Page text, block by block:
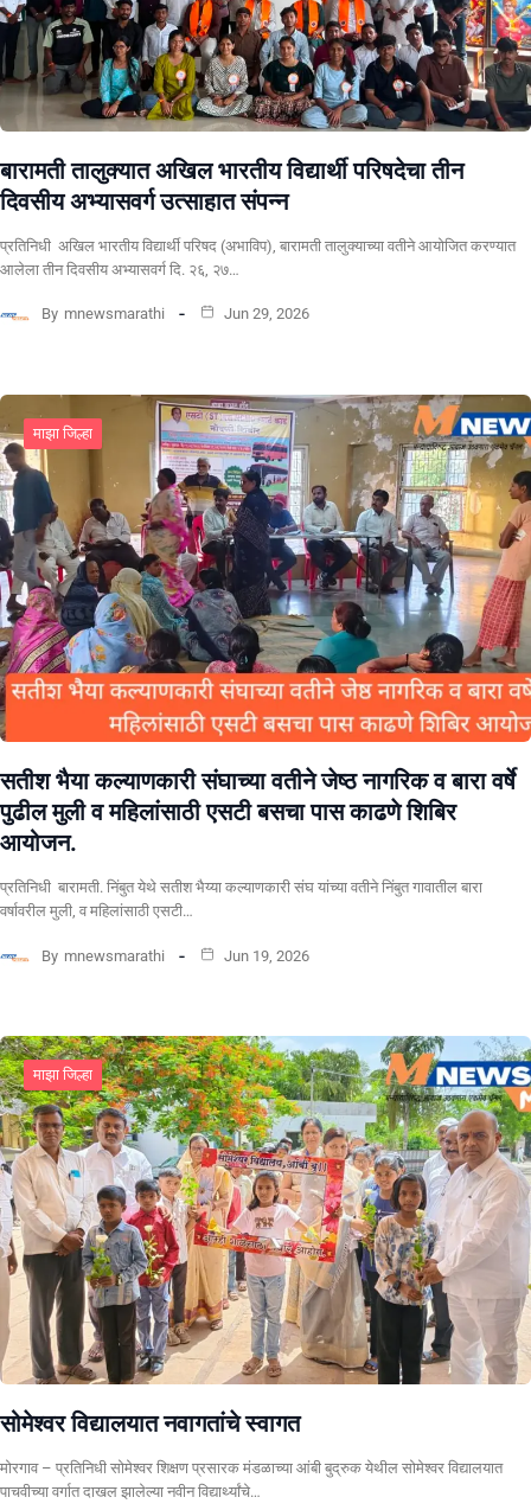
बारामती तालुक्यात अखिल भारतीय विद्यार्थी परिषदेचा तीन
दिवसीय अभ्यासवर्ग उत्साहात संपन्न
प्रतिनिधी अखिल भारतीय विद्यार्थी परिषद (अभाविप), बारामती तालुक्याच्या वतीने आयोजित करण्यात
आलेला तीन दिवसीय अभ्यासवर्ग दि. २६, २७…
By mnewsmarathi Jun 29, 2026
माझा जिल्हा
सतीश भैया कल्याणकारी संघाच्या वतीने जेष्ठ नागरिक व बारा वर्षे
पुढील मुली व महिलांसाठी एसटी बसचा पास काढणे शिबिर
आयोजन.
प्रतिनिधी बारामती. निंबुत येथे सतीश भैय्या कल्याणकारी संघ यांच्या वतीने निंबुत गावातील बारा
वर्षावरील मुली, व महिलांसाठी एसटी…
By mnewsmarathi Jun 19, 2026
माझा जिल्हा
सोमेश्वर विद्यालयात नवागतांचे स्वागत
मोरगाव – प्रतिनिधी सोमेश्वर शिक्षण प्रसारक मंडळाच्या आंबी बुद्रुक येथील सोमेश्वर विद्यालयात
पाचवीच्या वर्गात दाखल झालेल्या नवीन विद्यार्थ्यांचे…